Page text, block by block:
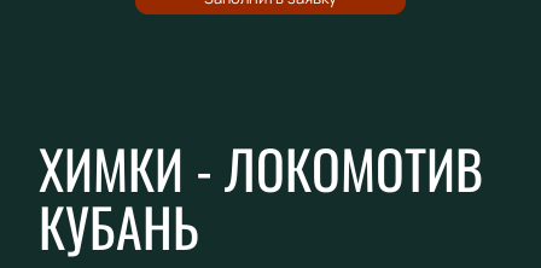
ХИМКИ - ЛОКОМОТИВ
КУБАНЬ